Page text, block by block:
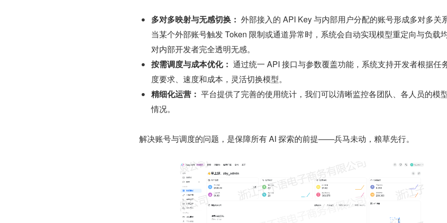
多对多映射与无感切换： 外部接入的 API Key 与内部用户分配的账号形成多对多关系
当某个外部账号触发 Token 限制或通道异常时，系统会自动实现模型重定向与负载
对内部开发者完全透明无感。
按需调度与成本优化： 通过统一 API 接口与参数覆盖功能，系统支持开发者根据任
度要求、速度和成本，灵活切换模型。
精细化运营： 平台提供了完善的使用统计，我们可以清晰监控各团队、各人员的模
情况。
解决账号与调度的问题，是保障所有 AI 探索的前提——兵马未动，粮草先行。